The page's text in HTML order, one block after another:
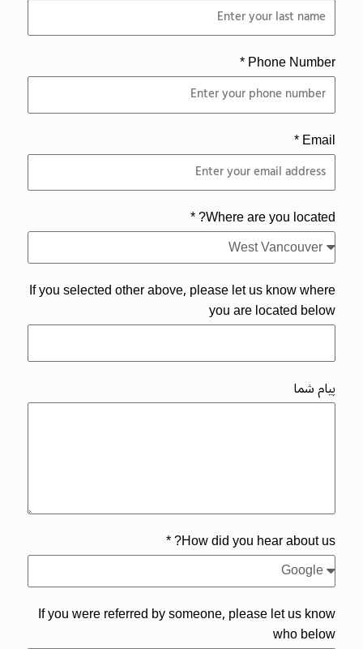
Phone Number *
Email *
Where are you located? *
If you selected other above, please let us know where
you are located below
پیام شما
How did you hear about us? *
If you were referred by someone, please let us know
who below